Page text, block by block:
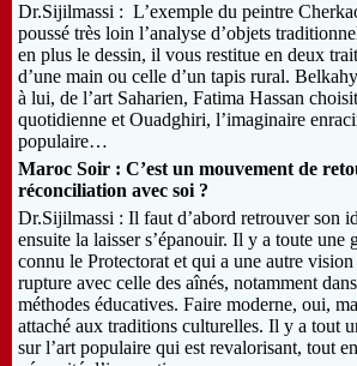
Dr.Sijilmassi : L’exemple du peintre
poussé très loin l’analyse d’objets
en plus le dessin, il vous restitue en deux
d’une main ou celle d’un tapis rural.
à lui, de l’art Saharien, Fatima Hassan
quotidienne et Ouadghiri, l’imaginaire
populaire…
Maroc Soir : C’est un mouvement de
réconciliation avec soi ?
Dr.Sijilmassi : Il faut d’abord retrouver son
ensuite la laisser s’épanouir. Il y a toute une
connu le Protectorat et qui a une autre vision
rupture avec celle des aînés, notamment
méthodes éducatives. Faire moderne, oui,
attaché aux traditions culturelles. Il y a tout
sur l’art populaire qui est revalorisant, tout